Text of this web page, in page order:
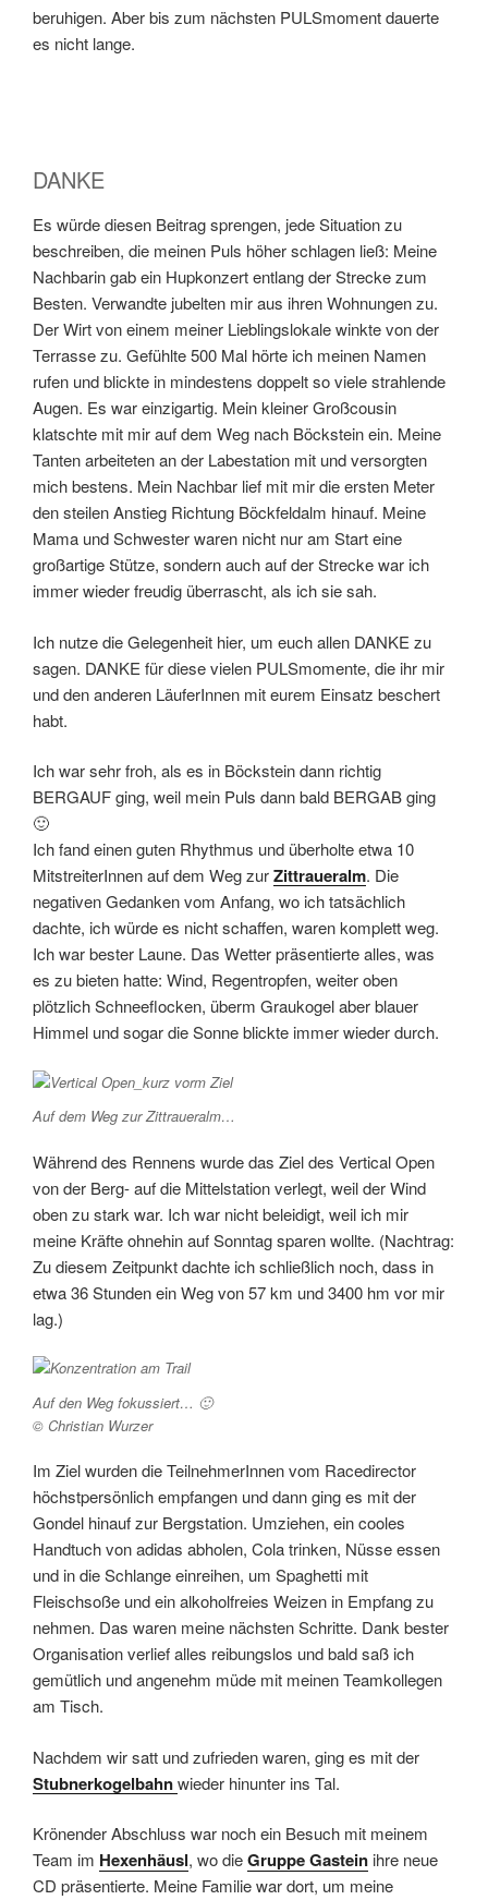
beruhigen. Aber bis zum nächsten PULSmoment dauerte
es nicht lange.
DANKE
Es würde diesen Beitrag sprengen, jede Situation zu
beschreiben, die meinen Puls höher schlagen ließ: Meine
Nachbarin gab ein Hupkonzert entlang der Strecke zum
Besten. Verwandte jubelten mir aus ihren Wohnungen zu.
Der Wirt von einem meiner Lieblingslokale winkte von der
Terrasse zu. Gefühlte 500 Mal hörte ich meinen Namen
rufen und blickte in mindestens doppelt so viele strahlende
Augen. Es war einzigartig. Mein kleiner Großcousin
klatschte mit mir auf dem Weg nach Böckstein ein. Meine
Tanten arbeiteten an der Labestation mit und versorgten
mich bestens. Mein Nachbar lief mit mir die ersten Meter
den steilen Anstieg Richtung Böckfeldalm hinauf. Meine
Mama und Schwester waren nicht nur am Start eine
großartige Stütze, sondern auch auf der Strecke war ich
immer wieder freudig überrascht, als ich sie sah.
Ich nutze die Gelegenheit hier, um euch allen DANKE zu
sagen. DANKE für diese vielen PULSmomente, die ihr mir
und den anderen LäuferInnen mit eurem Einsatz beschert
habt.
Ich war sehr froh, als es in Böckstein dann richtig
BERGAUF ging, weil mein Puls dann bald BERGAB ging
🙂
Ich fand einen guten Rhythmus und überholte etwa 10
MitstreiterInnen auf dem Weg zurZittraueralm. Die
negativen Gedanken vom Anfang, wo ich tatsächlich
dachte, ich würde es nicht schaffen, waren komplett weg.
Ich war bester Laune. Das Wetter präsentierte alles, was
es zu bieten hatte: Wind, Regentropfen, weiter oben
plötzlich Schneeflocken, überm Graukogel aber blauer
Himmel und sogar die Sonne blickte immer wieder durch.
Auf dem Weg zur Zittraueralm…
Während des Rennens wurde das Ziel des Vertical Open
von der Berg- auf die Mittelstation verlegt, weil der Wind
oben zu stark war. Ich war nicht beleidigt, weil ich mir
meine Kräfte ohnehin auf Sonntag sparen wollte. (Nachtrag:
Zu diesem Zeitpunkt dachte ich schließlich noch, dass in
etwa 36 Stunden ein Weg von 57 km und 3400 hm vor mir
lag.)
Auf den Weg fokussiert… 🙂
© Christian Wurzer
Im Ziel wurden die TeilnehmerInnen vom Racedirector
höchstpersönlich empfangen und dann ging es mit der
Gondel hinauf zur Bergstation. Umziehen, ein cooles
Handtuch von adidas abholen, Cola trinken, Nüsse essen
und in die Schlange einreihen, um Spaghetti mit
Fleischsoße und ein alkoholfreies Weizen in Empfang zu
nehmen. Das waren meine nächsten Schritte. Dank bester
Organisation verlief alles reibungslos und bald saß ich
gemütlich und angenehm müde mit meinen Teamkollegen
am Tisch.
Nachdem wir satt und zufrieden waren, ging es mit der
Stubnerkogelbahnwieder hinunter ins Tal.
Krönender Abschluss war noch ein Besuch mit meinem
Team im Hexenhäusl, wo dieGruppe Gastein ihre neue
CD präsentierte. Meine Familie war dort, um meine